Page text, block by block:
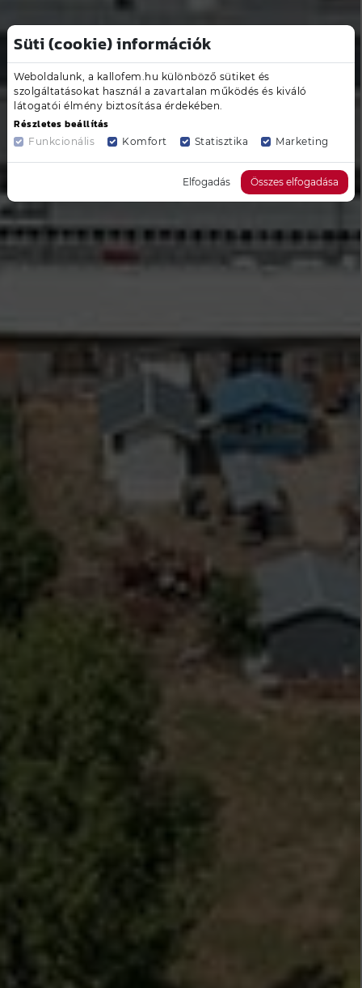
Süti (cookie) információk
Weboldalunk, a kallofem.hu különböző sütiket és
szolgáltatásokat használ a zavartalan működés és kiváló
látogatói élmény biztosítása érdekében.
Részletes beállítás
Funkcionális Komfort Statisztika Marketing
Elfogadás Összes elfogadása